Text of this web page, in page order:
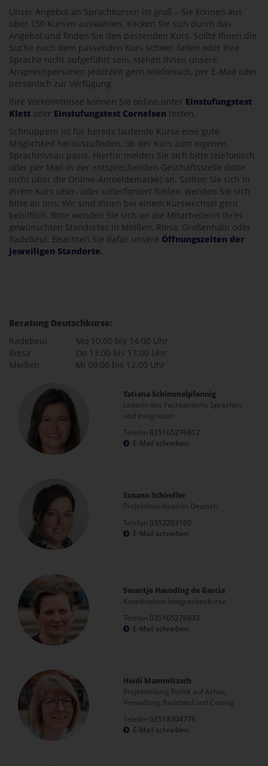
Unser Angebot an Sprachkursen ist groß – Sie können aus
über 150 Kursen auswählen. Klicken Sie sich durch das
Angebot und finden Sie den passenden Kurs. Sollte Ihnen die
Suche nach dem passenden Kurs schwer fallen oder Ihre
Sprache nicht aufgeführt sein, stehen Ihnen unsere
Ansprechpersonen jederzeit gern telefonisch, per E-Mail oder
persönlich zur Verfügung.
Ihre Vorkenntnisse können Sie online unter Einstufungstest
Klett oder Einstufungstest Cornelsen testen.
Schnuppern ist für bereits laufende Kurse eine gute
Möglichkeit herauszufinden, ob der Kurs zum eigenen
Sprachniveau passt. Hierfür melden Sie sich bitte telefonisch
oder per Mail in der entsprechenden Geschäftsstelle (bitte
nicht über die Online-Anmeldemaske) an. Sollten Sie sich in
Ihrem Kurs über- oder unterfordert fühlen, wenden Sie sich
bitte an uns. Wir sind Ihnen bei einem Kurswechsel gern
behilflich. Bitte wenden Sie sich an die Mitarbeiterin Ihres
gewünschten Standortes in Meißen, Riesa, Großenhain oder
Radebeul. Beachten Sie dafür unsere Öffnungszeiten der
jeweiligen Standorte.
Beratung Deutschkurse:
Radebeul Mo 10:00 bis 14:00 Uhr
Riesa Do 13:00 bis 17:00 Uhr
Meißen Mi 09:00 bis 12:00 Uhr
Tatiana Schimmelpfennig
Leiterin des Fachbereichs Sprachen
und Integration
Telefon 035165276912
E-Mail schreiben
Susann Schindler
Projektkoordination Deutsch
Telefon 0352263160
E-Mail schreiben
Swantje Hausding de Garcia
Koordination Integrationskurse
Telefon 035165276933
E-Mail schreiben
Heidi Mammitzsch
Projektleitung Politik auf Achse,
Verwaltung Radebeul und Coswig
Telefon 03518304776
E-Mail schreiben